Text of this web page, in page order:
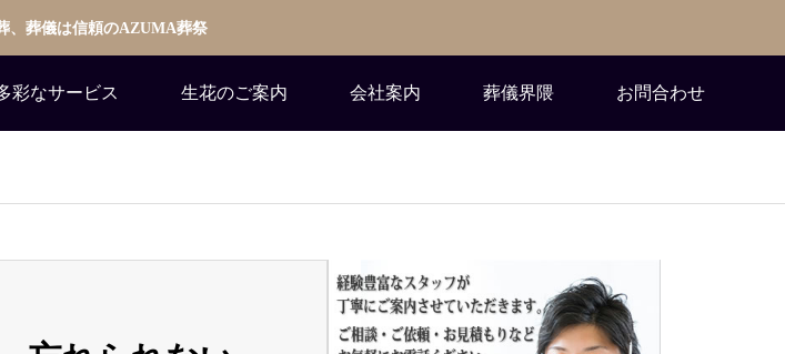
、葬儀は信頼のAZUMA葬祭
彩なサービス 生花のご案内 会社案内 葬儀界隈 お問合わせ